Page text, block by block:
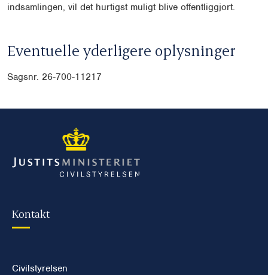
indsamlingen, vil det hurtigst muligt blive offentliggjort.
Eventuelle yderligere oplysninger
Sagsnr. 26-700-11217
Kontakt
Civilstyrelsen